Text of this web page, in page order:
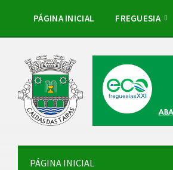
sidebar
sidebar
PÁGINA INICIAL FREGUESIA
PÁGINA INICIAL